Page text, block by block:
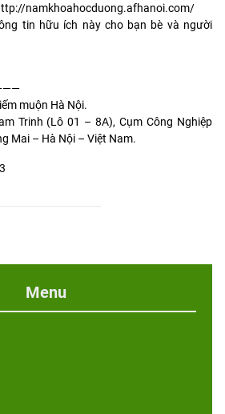
namkhoahocduong.afhanoi.com/
tin hữu ích này cho bạn bè và người
muộn Hà Nội.
Trinh (Lô 01 – 8A), Cụm Công Nghiệp
Mai – Hà Nội – Việt Nam.
Menu